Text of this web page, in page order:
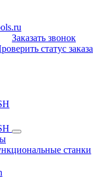
Заказать звонок
статус заказа
станки